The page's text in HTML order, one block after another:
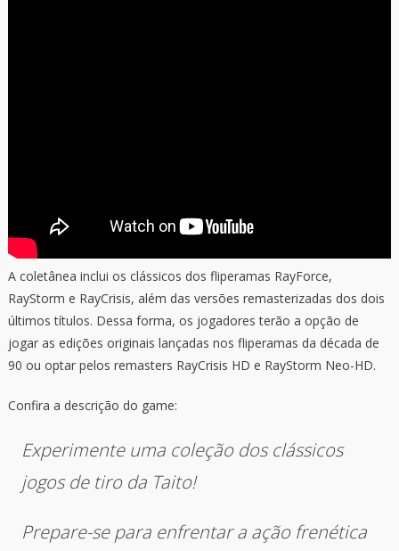
A coletânea inclui os clássicos dos fliperamas RayForce,
RayStorm e RayCrisis, além das versões remasterizadas dos dois
últimos títulos. Dessa forma, os jogadores terão a opção de
jogar as edições originais lançadas nos fliperamas da década de
90 ou optar pelos remasters RayCrisis HD e RayStorm Neo-HD.
Confira a descrição do game:
Experimente uma coleção dos clássicos
jogos de tiro da Taito!
Prepare-se para enfrentar a ação frenética